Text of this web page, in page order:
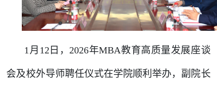
1月12日，2026年MBA教育高质量发展座谈
会及校外导师聘任仪式在学院顺利举办，副院长